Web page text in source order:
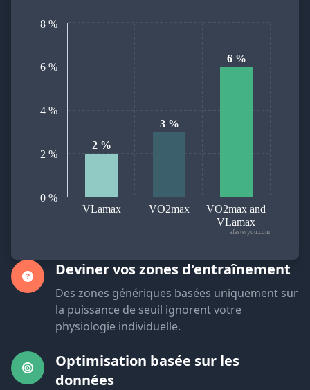
2 %
3 %
6 %
VLamax VO2max
VO2max and
VLamax
0 %
2 %
4 %
6 %
8 %
afasteryou.com
Deviner vos zones d'entraînement
Des zones génériques basées uniquement sur
la puissance de seuil ignorent votre
physiologie individuelle.
Optimisation basée sur les
données